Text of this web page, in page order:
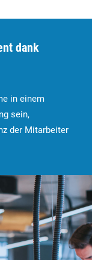
dank
in einem
sein,
der Mitarbeiter